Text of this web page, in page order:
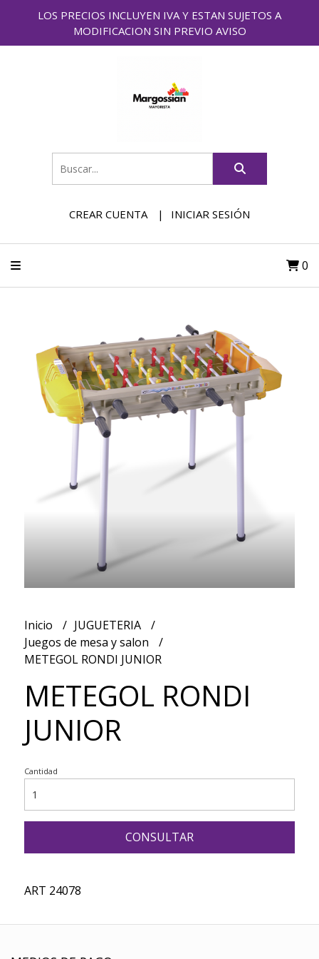
LOS PRECIOS INCLUYEN IVA Y ESTAN SUJETOS A
MODIFICACION SIN PREVIO AVISO
CREAR CUENTA INICIAR SESIÓN
0
Inicio
JUGUETERIA
Juegos de mesa y salon
METEGOL RONDI JUNIOR
METEGOL RONDI
JUNIOR
Cantidad
CONSULTAR
ART 24078